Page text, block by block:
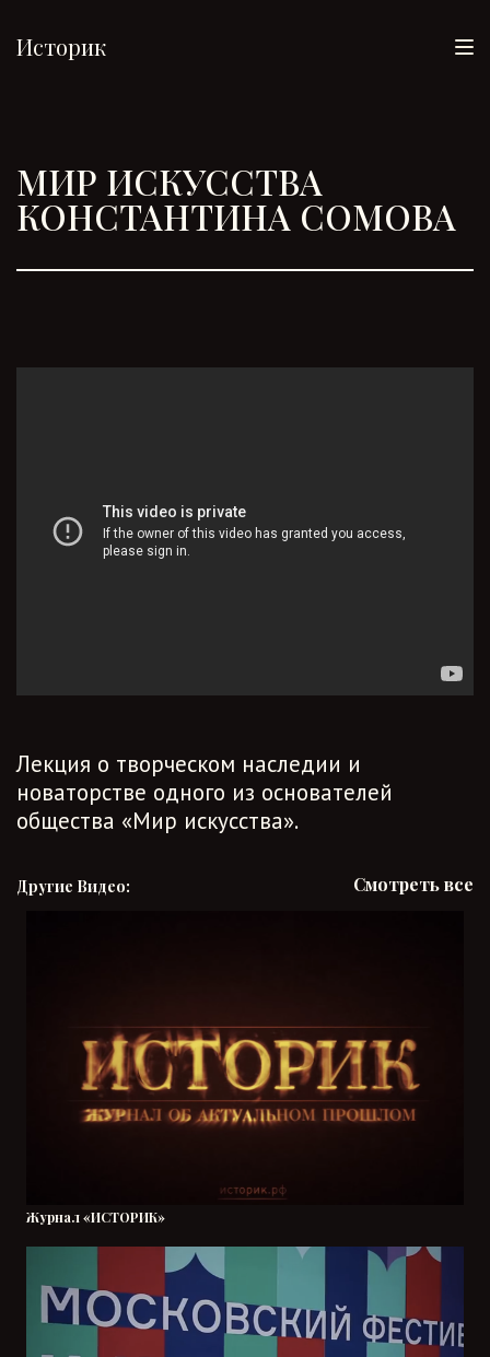
Историк
МИР ИСКУССТВА
КОНСТАНТИНА СОМОВА
Лекция о творческом наследии и
новаторстве одного из основателей
общества «Мир искусства».
Другие Видео: Смотреть все
Журнал «ИСТОРИК»